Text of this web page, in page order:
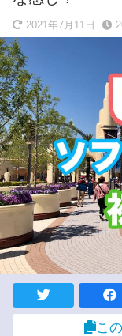
2021年7月11日
こ